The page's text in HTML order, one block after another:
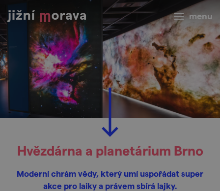
menu
Hvězdárna a planetárium Brno
Moderní chrám vědy, který umí uspořádat super
akce pro laiky a právem sbírá lajky.